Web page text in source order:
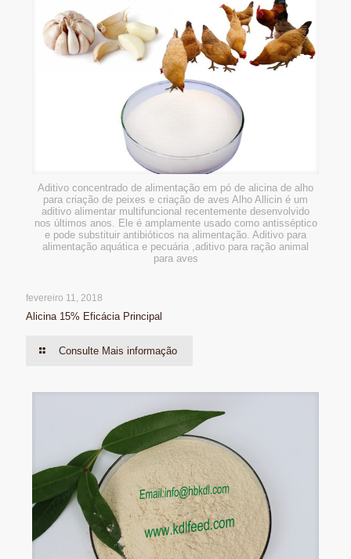
Aditivo concentrado de alimentação em pó de alicina de alho
para criação de peixes e criação de aves Alho Allicin é um
aditivo alimentar multifuncional recentemente desenvolvido
nos últimos anos. Ele é amplamente usado como antisséptico
e pode substituir antibióticos na alimentação. Aditivo para
alimentação aquática e pecuária ,aditivo para ração animal
para aves
fevereiro 11, 2018
Alicina 15% Eficácia Principal
Consulte Mais informação